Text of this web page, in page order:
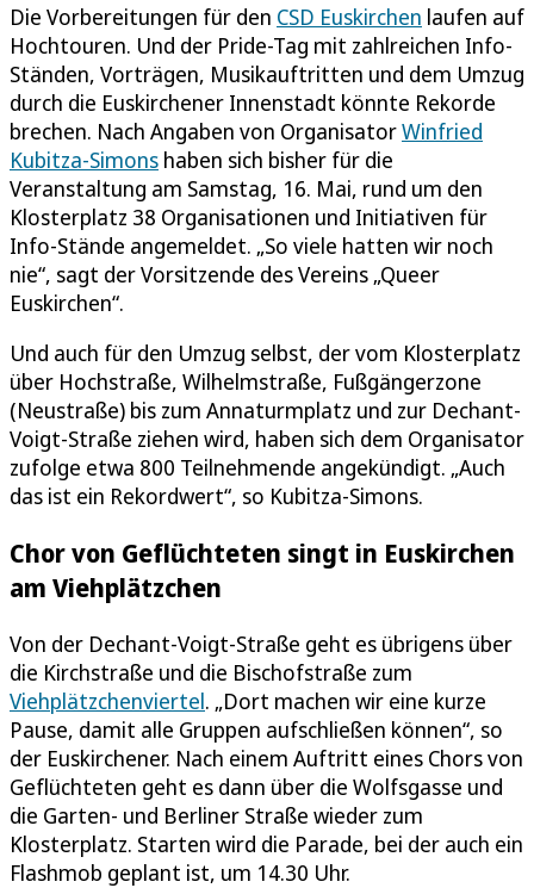
Die Vorbereitungen für den CSD Euskirchen laufen auf
Hochtouren. Und der Pride-Tag mit zahlreichen Info-
Ständen, Vorträgen, Musikauftritten und dem Umzug
durch die Euskirchener Innenstadt könnte Rekorde
brechen. Nach Angaben von OrganisatorWinfried
Kubitza-Simons haben sich bisher für die
Veranstaltung am Samstag, 16. Mai, rund um den
Klosterplatz 38 Organisationen und Initiativen für
Info-Stände angemeldet. „So viele hatten wir noch
nie“, sagt der Vorsitzende des Vereins „Queer
Euskirchen“.
Und auch für den Umzug selbst, der vom Klosterplatz
über Hochstraße, Wilhelmstraße, Fußgängerzone
(Neustraße) bis zum Annaturmplatz und zur Dechant-
Voigt-Straße ziehen wird, haben sich dem Organisator
zufolge etwa 800 Teilnehmende angekündigt. „Auch
das ist ein Rekordwert“, so Kubitza-Simons.
Chor von Geflüchteten singt in Euskirchen
am Viehplätzchen
Von der Dechant-Voigt-Straße geht es übrigens über
die Kirchstraße und die Bischofstraße zum
Viehplätzchenviertel. „Dort machen wir eine kurze
Pause, damit alle Gruppen aufschließen können“, so
der Euskirchener. Nach einem Auftritt eines Chors von
Geflüchteten geht es dann über die Wolfsgasse und
die Garten- und Berliner Straße wieder zum
Klosterplatz. Starten wird die Parade, bei der auch ein
Flashmob geplant ist, um 14.30 Uhr.